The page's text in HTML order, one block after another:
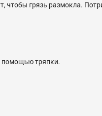
чтобы грязь размокла.
помощью тряпки.